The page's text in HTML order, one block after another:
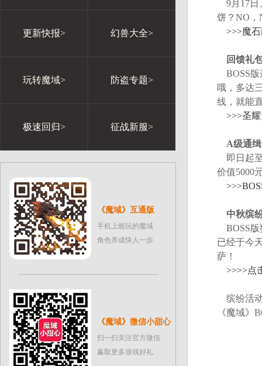
更新快报> 幻兽大全>
玩转魔域> 防盗专题>
极速回归> 征战新服>
《魔域》互通版
手机上能玩的魔域
角色养成快人一步
《魔域》微信小甜心
扫一扫关注官方微信
赢取更多游戏好礼
9月17日
饼？NO，
>>>魔
回馈礼
BOSS版
哦，多达
线，就能
>>>圣
A级通
即日起
价值5000
中秋缤
BOSS版
已经于今
萨！
>>>>点
缤纷活动
《魔域》